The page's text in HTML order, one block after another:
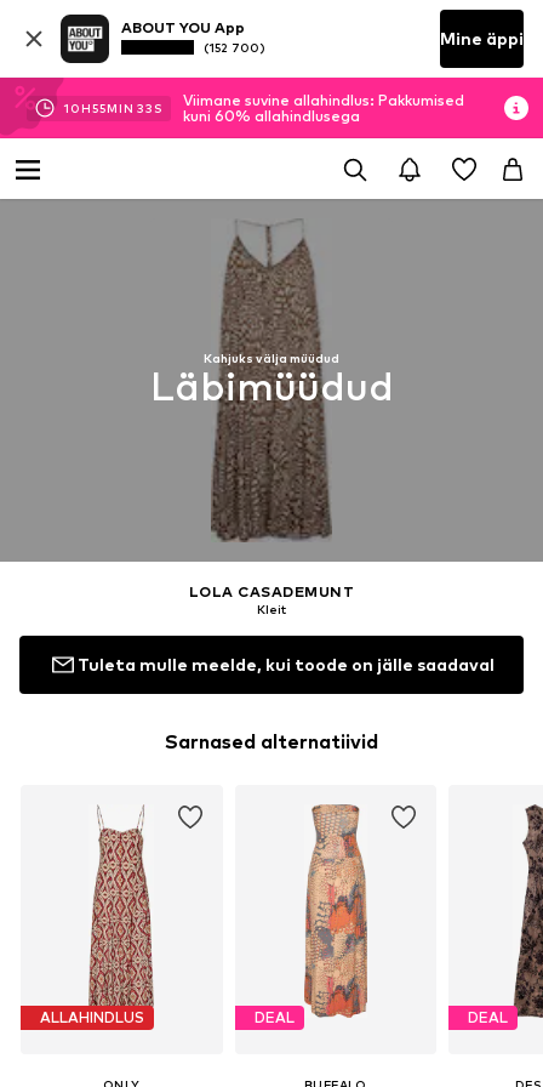
ABOUT YOU App
(152 700) Mine äppi
10H55MIN 33 S
Viimane suvine allahindlus: Pakkumised
kuni 60% allahindlusega
Kahjuks välja müüdud
Läbimüüdud
LOLA CASADEMUNT
Kleit
Tuleta mulle meelde, kui toode on jälle saadaval
Sarnased alternatiivid
ALLAHINDLUS DEAL DEAL